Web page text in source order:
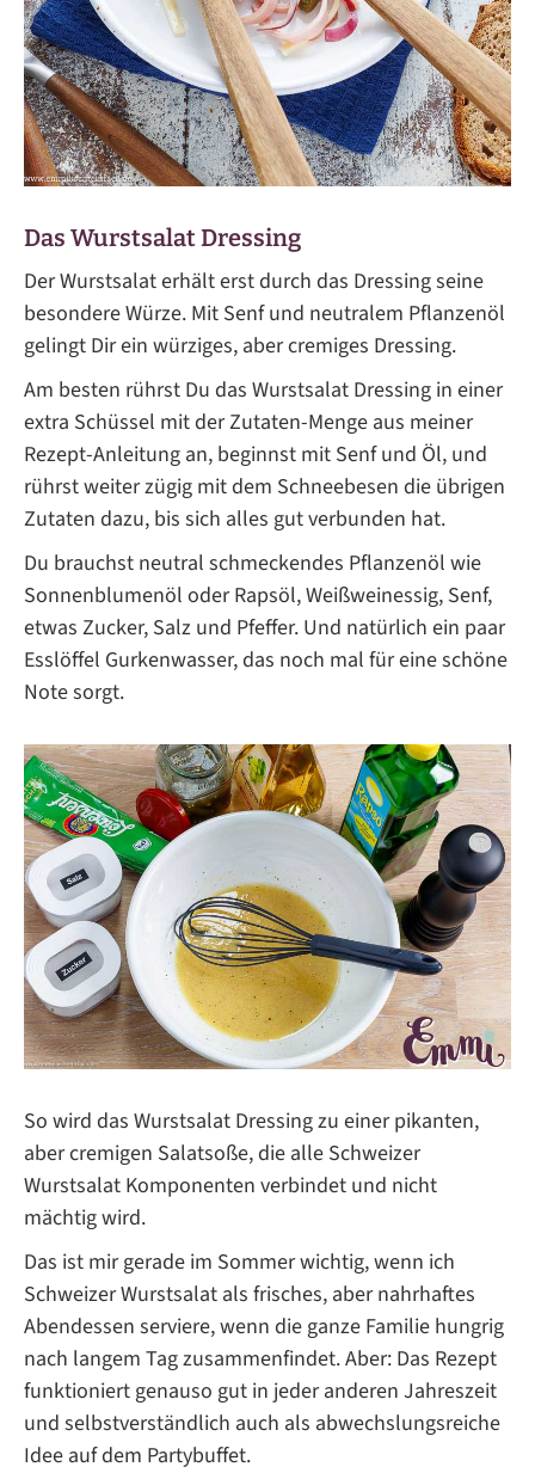
Das Wurstsalat Dressing
Der Wurstsalat erhält erst durch das Dressing seine
besondere Würze. Mit Senf und neutralem Pflanzenöl
gelingt Dir ein würziges, aber cremiges Dressing.
Am besten rührst Du das Wurstsalat Dressing in einer
extra Schüssel mit der Zutaten-Menge aus meiner
Rezept-Anleitung an, beginnst mit Senf und Öl, und
rührst weiter zügig mit dem Schneebesen die übrigen
Zutaten dazu, bis sich alles gut verbunden hat.
Du brauchst neutral schmeckendes Pflanzenöl wie
Sonnenblumenöl oder Rapsöl, Weißweinessig, Senf,
etwas Zucker, Salz und Pfeffer. Und natürlich ein paar
Esslöffel Gurkenwasser, das noch mal für eine schöne
Note sorgt.
So wird das Wurstsalat Dressing zu einer pikanten,
aber cremigen Salatsoße, die alle Schweizer
Wurstsalat Komponenten verbindet und nicht
mächtig wird.
Das ist mir gerade im Sommer wichtig, wenn ich
Schweizer Wurstsalat als frisches, aber nahrhaftes
Abendessen serviere, wenn die ganze Familie hungrig
nach langem Tag zusammenfindet. Aber: Das Rezept
funktioniert genauso gut in jeder anderen Jahreszeit
und selbstverständlich auch als abwechslungsreiche
Idee auf dem Partybuffet.